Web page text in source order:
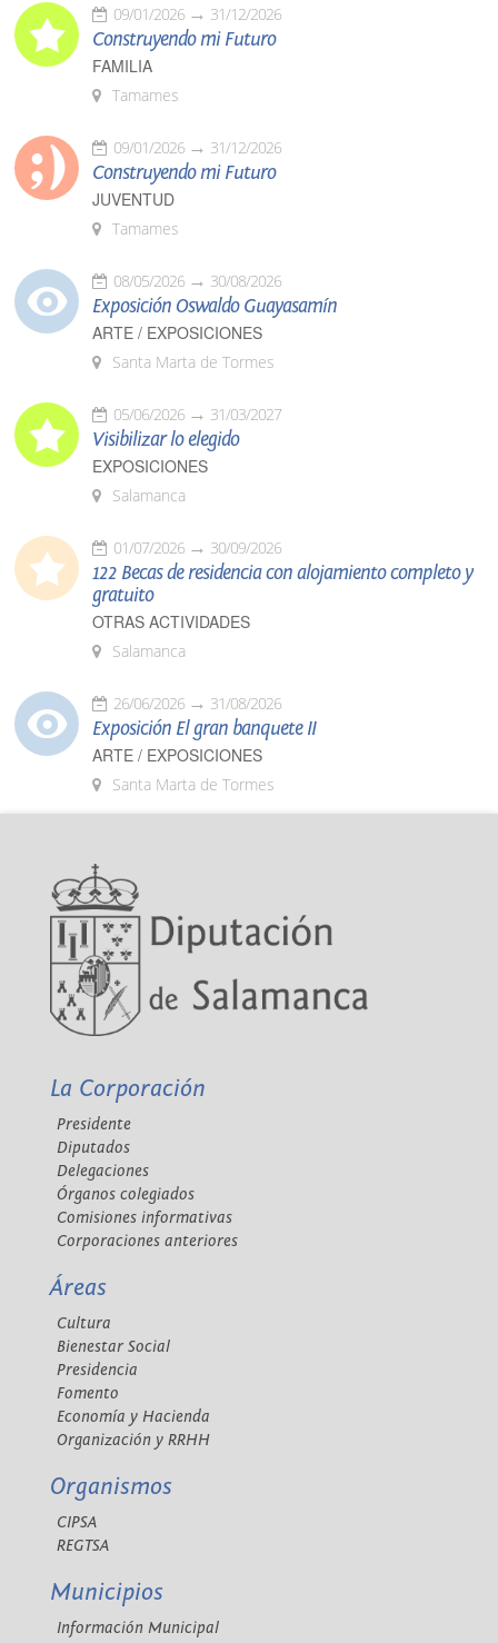
09/01/2026 31/12/2026
Construyendo mi Futuro
FAMILIA
Tamames
09/01/2026 31/12/2026
Construyendo mi Futuro
JUVENTUD
Tamames
08/05/2026 30/08/2026
Exposición Oswaldo Guayasamín
ARTE / EXPOSICIONES
Santa Marta de Tormes
05/06/2026 31/03/2027
Visibilizar lo elegido
EXPOSICIONES
Salamanca
01/07/2026 30/09/2026
122 Becas de residencia con alojamiento completo y
gratuito
OTRAS ACTIVIDADES
Salamanca
26/06/2026 31/08/2026
Exposición El gran banquete II
ARTE / EXPOSICIONES
Santa Marta de Tormes
La Corporación
Presidente
Diputados
Delegaciones
Órganos colegiados
Comisiones informativas
Corporaciones anteriores
Áreas
Cultura
Bienestar Social
Presidencia
Fomento
Economía y Hacienda
Organización y RRHH
Organismos
CIPSA
REGTSA
Municipios
Información Municipal